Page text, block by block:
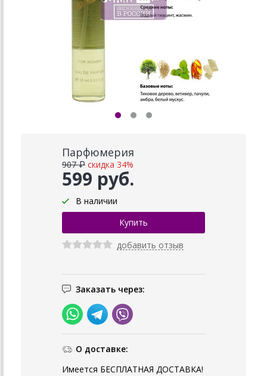
Парфюмерия
599 руб.
907 ₽ скидка 34%
В наличии
добавить отзыв
Заказать через:
О доставке:
Имеется БЕСПЛАТНАЯ ДОСТАВКА!